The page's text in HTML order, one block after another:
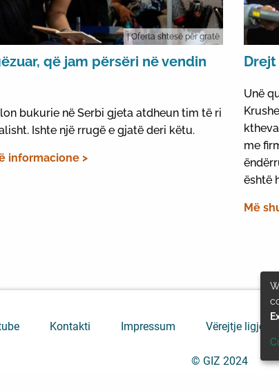
| Oferta shtesë për gratë
që jam përsëri në vendin
bukurie në Serbi gjeta atdheun tim të ri
Ishte një rrugë e gjatë deri këtu.
informacione >
Unë
me
është
Më
Kontakti Impressum Vërejtje ligjore
© GIZ 2024